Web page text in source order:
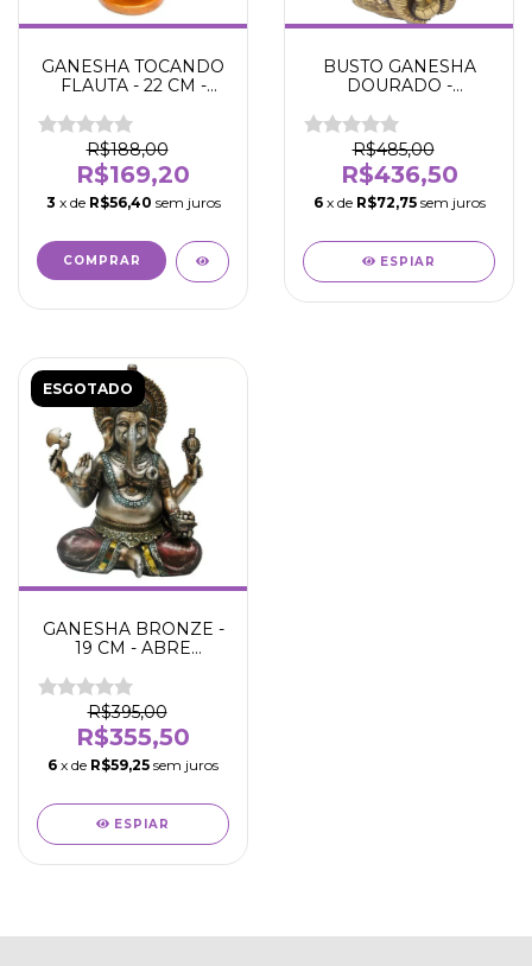
GANESHA TOCANDO
FLAUTA - 22 CM -
INTELECTO-
SABEDORIA -
AUTOCONHECIMENTO
- RIQUEZA -
R$188,00
R$169,20
3 x de R$56,40 sem juros
BUSTO GANESHA
DOURADO -
OBSTÁCULOS - 27 CM
- Sucesso - Sabedoria -
Abre caminhos -
Crescimento Espiritual
R$485,00
R$436,50
6 x de R$72,75 sem juros
ESPIAR
ESGOTADO
GANESHA BRONZE -
19 CM - ABRE
RIQUEZA -
PROTEÇÃO -
SABEDORIA -
R$395,00
R$355,50
6 x de R$59,25 sem juros
ESPIAR